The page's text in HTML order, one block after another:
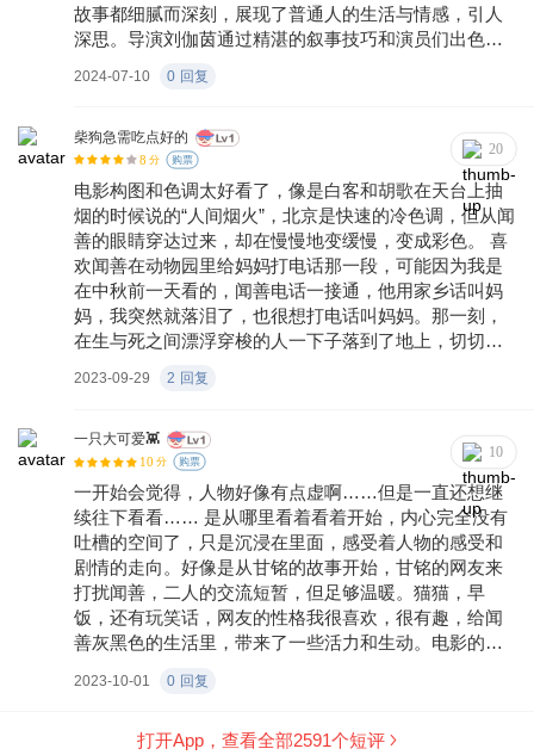
为人我们一个都逃不掉，但每度过一个，人的内心就会
蜕变一层，最终全部经历完才算此生圆满。
故事都细腻而深刻，展现了普通人的生活与情感，引人
深思。导演刘伽茵通过精湛的叙事技巧和演员们出色的
佳作。《不虚此行》不仅是一部关于生死的故事，更是
2024-07-10 0 回复
柴狗急需吃点好的
8 分 购票
20
电影构图和色调太好看了，像是白客和胡歌在天台上抽
烟的时候说的“人间烟火”，北京是快速的冷色调，但从闻
善的眼睛穿达过来，却在慢慢地变缓慢，变成彩色。 喜
欢闻善在动物园里给妈妈打电话那一段，可能因为我是
在中秋前一天看的，闻善电话一接通，他用家乡话叫妈
妈，我突然就落泪了，也很想打电话叫妈妈。那一刻，
在生与死之间漂浮穿梭的人一下子落到了地上，切切实
眼神冷漠，像是人间的过客。结尾，闻善弯下腰，在暖
普通有什么不好呢？可能是闻善不想做一个面目模糊的
普通人，就像小尹一样，连名字都没有。他想做的是一
个有头有尾不仅仅停留在第二幕的普通人，也就是他的
男主角，所以最后，他给小尹取了名字。 不幸与幸福、
虚度与充盈、生死与来去，每个人都应该不虚此行。
2023-09-29 2 回复
一只大可爱👾
10 分 购票
10
一开始会觉得，人物好像有点虚啊……但是一直还想继
续往下看看…… 是从哪里看着看着开始，内心完全没有
吐槽的空间了，只是沉浸在里面，感受着人物的感受和
剧情的走向。好像是从甘铭的故事开始，甘铭的网友来
打扰闻善，二人的交流短暂，但足够温暖。猫猫，早
饭，还有玩笑话，网友的性格我很喜欢，很有趣，给闻
善灰黑色的生活里，带来了一些活力和生动。电影的画
有了配乐。希望来了，闻善生活里的希望。也许正是这
惑的地方，一开始闻善的生活是死寂的，可能不知道哪
2023-10-01 0 回复
打开App，查看全部2591个短评